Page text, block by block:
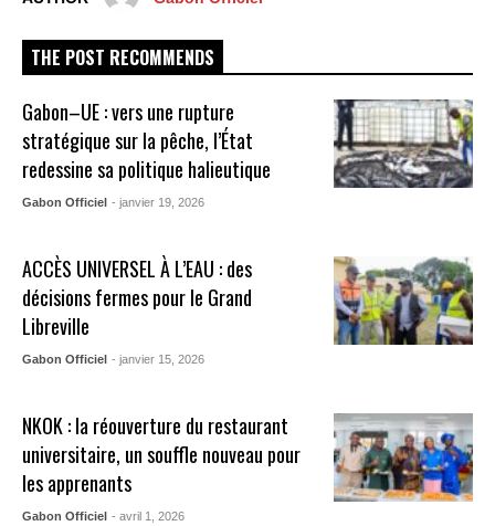
THE POST RECOMMENDS
Gabon–UE : vers une rupture
stratégique sur la pêche, l’État
redessine sa politique halieutique
Gabon Officiel - janvier 19, 2026
ACCÈS UNIVERSEL À L’EAU : des
décisions fermes pour le Grand
Libreville
Gabon Officiel - janvier 15, 2026
NKOK : la réouverture du restaurant
universitaire, un souffle nouveau pour
les apprenants
Gabon Officiel - avril 1, 2026